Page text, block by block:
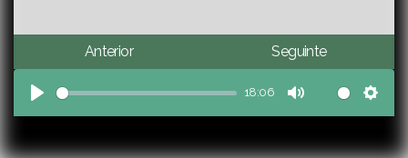
Anterior Seguinte
Play
18:06
Mute